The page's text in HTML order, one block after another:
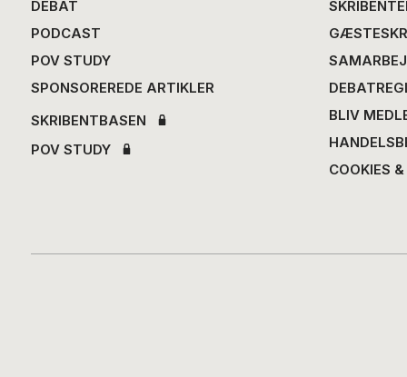
DEBAT
PODCAST
POV STUDY
SPONSOREREDE ARTIKLER
SKRIBENTBASEN
POV STUDY
BLIV
COOKIES